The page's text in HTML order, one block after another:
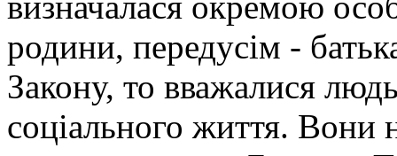
родини, передусім -
Закону, то вважалися
соціального життя. Вони